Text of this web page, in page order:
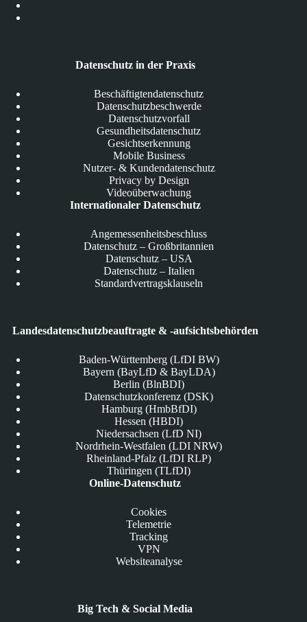
Datenschutz in der Praxis
Beschäftigtendatenschutz
Datenschutzbeschwerde
Datenschutzvorfall
Gesundheitsdatenschutz
Gesichtserkennung
Mobile Business
Nutzer- & Kundendatenschutz
Privacy by Design
Videoüberwachung
Internationaler Datenschutz
Angemessenheitsbeschluss
Datenschutz – Großbritannien
Datenschutz – USA
Datenschutz – Italien
Standardvertragsklauseln
Landesdatenschutzbeauftragte & -aufsichtsbehörden
Baden-Württemberg (LfDI BW)
Bayern (BayLfD & BayLDA)
Berlin (BlnBDI)
Datenschutzkonferenz (DSK)
Hamburg (HmbBfDI)
Hessen (HBDI)
Niedersachsen (LfD NI)
Nordrhein-Westfalen (LDI NRW)
Rheinland-Pfalz (LfDI RLP)
Thüringen (TLfDI)
Online-Datenschutz
Cookies
Telemetrie
Tracking
VPN
Websiteanalyse
Big Tech & Social Media